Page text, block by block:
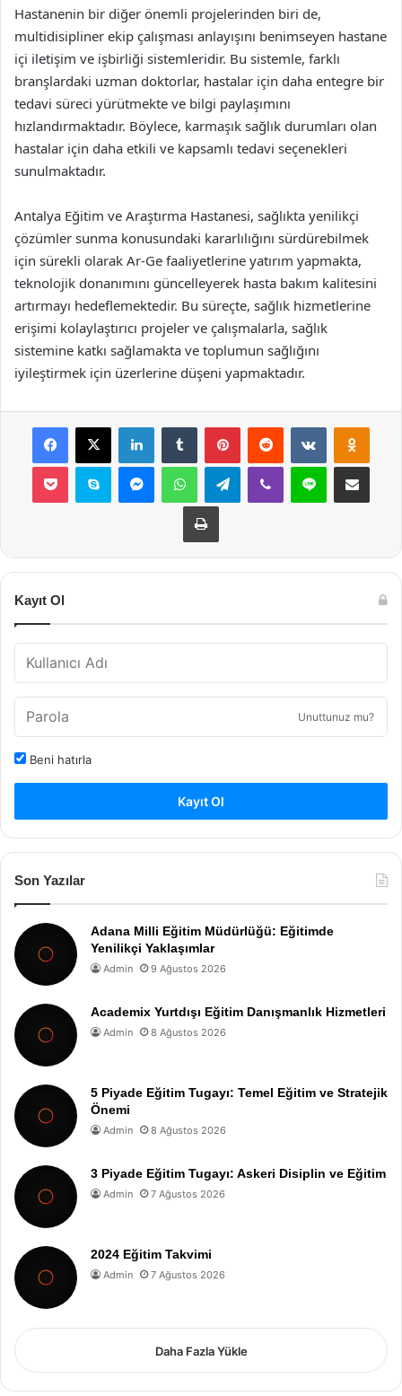
Hastanenin bir diğer önemli projelerinden biri de,
multidisipliner ekip çalışması anlayışını benimseyen hastane
içi iletişim ve işbirliği sistemleridir. Bu sistemle, farklı
branşlardaki uzman doktorlar, hastalar için daha entegre bir
tedavi süreci yürütmekte ve bilgi paylaşımını
hızlandırmaktadır. Böylece, karmaşık sağlık durumları olan
hastalar için daha etkili ve kapsamlı tedavi seçenekleri
sunulmaktadır.
Antalya Eğitim ve Araştırma Hastanesi, sağlıkta yenilikçi
çözümler sunma konusundaki kararlılığını sürdürebilmek
için sürekli olarak Ar-Ge faaliyetlerine yatırım yapmakta,
teknolojik donanımını güncelleyerek hasta bakım kalitesini
artırmayı hedeflemektedir. Bu süreçte, sağlık hizmetlerine
erişimi kolaylaştırıcı projeler ve çalışmalarla, sağlık
sistemine katkı sağlamakta ve toplumun sağlığını
iyileştirmek için üzerlerine düşeni yapmaktadır.
Facebook
X LinkedInTumblr PinterestReddit VKontakte
Pocket Skype MessengerWhatsAppTelegramViber Line E-Posta ile
Yazdır
Kayıt Ol
Unuttunuz mu?
Beni hatırla
Kayıt Ol
Son Yazılar
Adana Milli Eğitim Müdürlüğü: Eğitimde
Yenilikçi Yaklaşımlar
Admin 9 Ağustos 2026
Academix Yurtdışı Eğitim Danışmanlık Hizmetleri
Admin 8 Ağustos 2026
5 Piyade Eğitim Tugayı: Temel Eğitim ve Stratejik
Önemi
Admin 8 Ağustos 2026
3 Piyade Eğitim Tugayı: Askeri Disiplin ve Eğitim
Admin 7 Ağustos 2026
2024 Eğitim Takvimi
Admin 7 Ağustos 2026
Daha Fazla Yükle